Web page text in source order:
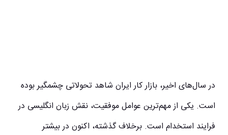
در سال‌های اخیر، بازار کار ایران شاهد تحولاتی چشمگیر بوده
است. یکی از مهم‌ترین عوامل موفقیت، نقش زبان انگلیسی در
فرایند استخدام است. برخلاف گذشته، اکنون در بیشتر